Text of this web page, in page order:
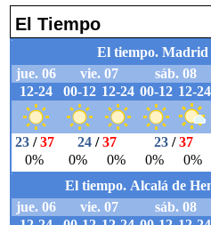
El Tiempo